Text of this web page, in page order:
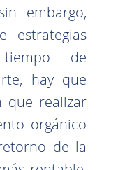
embargo,
estrategias
de
hay que
que realizar
orgánico
de la